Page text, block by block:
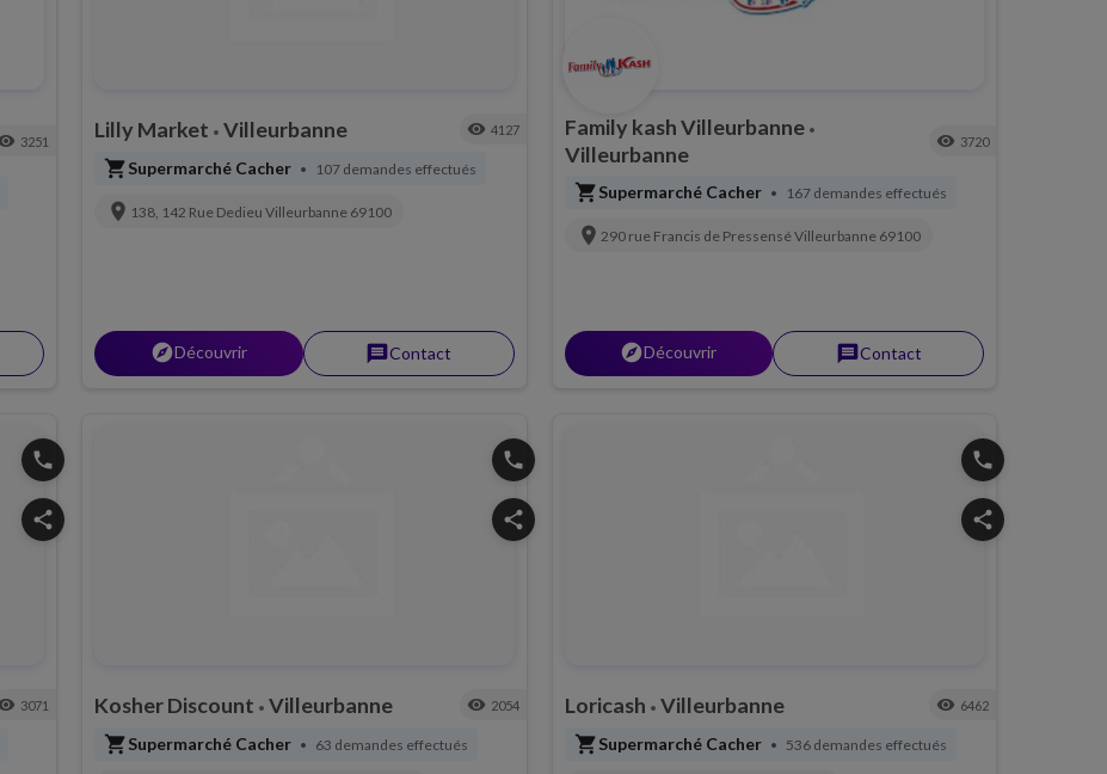
3251 Lilly Market • Villeurbanne visibility 4127
shopping_cartSupermarché Cacher • 107 demandes effectués
location_on 138, 142 Rue DedieuVilleurbanne 69100
explorerDécouvrir messageContact
Family kash Villeurbanne •
Villeurbanne visibility 3720
shopping_cartSupermarché Cacher • 167 demandes effectués
location_on 290 rue Francis de PressenséVilleurbanne 69100
explorerDécouvrir messageContact
phone
share
3071
phone
share
Kosher Discount • Villeurbanne visibility 2054
shopping_cartSupermarché Cacher • 63 demandes effectués
phone
share
Loricash • Villeurbanne visibility 6462
shopping_cartSupermarché Cacher • 536 demandes effectués